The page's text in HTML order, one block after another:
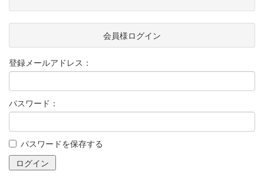
会員様ログイン
登録メールアドレス：
パスワード：
パスワードを保存する